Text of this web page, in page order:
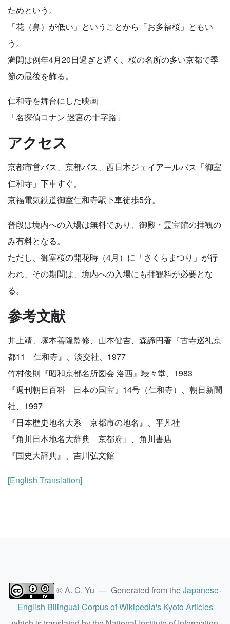
ためという。
「花（鼻）が低い」ということから「お多福桜」ともい
う。
満開は例年4月20日過ぎと遅く、桜の名所の多い京都で季
節の最後を飾る。
仁和寺を舞台にした映画
「名探偵コナン 迷宮の十字路」
アクセス
京都市営バス、京都バス、西日本ジェイアールバス「御室
仁和寺」下車すぐ。
京福電気鉄道御室仁和寺駅下車徒歩5分。
普段は境内への入場は無料であり、御殿・霊宝館の拝観の
み有料となる。
ただし、御室桜の開花時（4月）に「さくらまつり」が行
われ、その期間は、境内への入場にも拝観料が必要とな
る。
参考文献
井上靖、塚本善隆監修、山本健吉、森諦円著『古寺巡礼京
都11 仁和寺』、淡交社、1977
竹村俊則『昭和京都名所図会 洛西』駸々堂、1983
『週刊朝日百科 日本の国宝』14号（仁和寺）、朝日新聞
社、1997
『日本歴史地名大系 京都市の地名』、平凡社
『角川日本地名大辞典 京都府』、角川書店
『国史大辞典』、吉川弘文館
[English Translation]
© A. C. Yu — Generated from theJapanese-
English Bilingual Corpus of Wikipedia's Kyoto Articles